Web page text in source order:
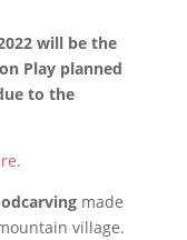
will be the
Playplanned
to the
made
village.